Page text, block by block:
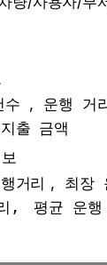
수 , 운행 거
출 금액
거리 , 최장
,
평균 운